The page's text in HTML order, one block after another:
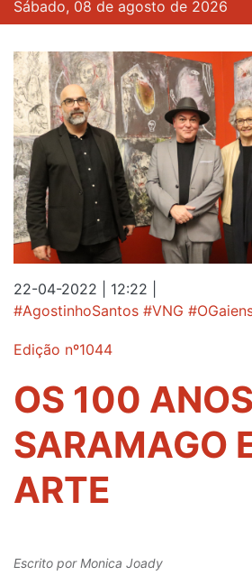
Sábado, 08 de agosto de 2026
22-04-2022 | 12:22
#AgostinhoSantos #VNG
Edição nº1044
OS 100
SARAMAGO
ARTE
Escrito porMonica Joady